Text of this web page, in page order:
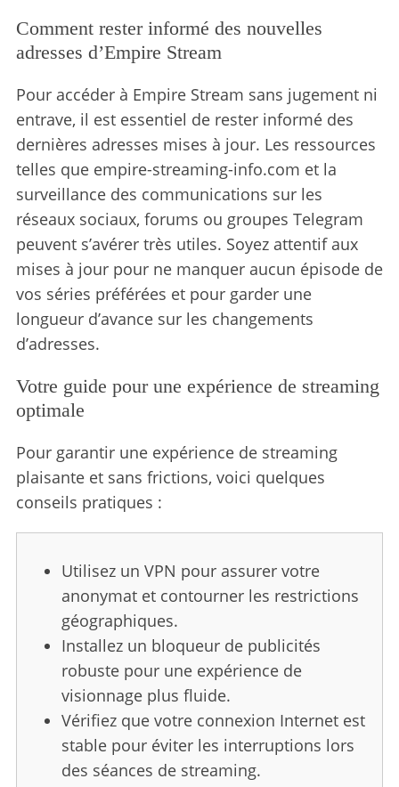
Comment rester informé des nouvelles
adresses d’Empire Stream
Pour accéder à Empire Stream sans jugement ni
entrave, il est essentiel de rester informé des
dernières adresses mises à jour. Les ressources
telles que empire-streaming-info.com et la
surveillance des communications sur les
réseaux sociaux, forums ou groupes Telegram
peuvent s’avérer très utiles. Soyez attentif aux
mises à jour pour ne manquer aucun épisode de
vos séries préférées et pour garder une
longueur d’avance sur les changements
d’adresses.
Votre guide pour une expérience de streaming
optimale
Pour garantir une expérience de streaming
plaisante et sans frictions, voici quelques
conseils pratiques :
Utilisez un VPN pour assurer votre
anonymat et contourner les restrictions
géographiques.
Installez un bloqueur de publicités
robuste pour une expérience de
visionnage plus fluide.
Vérifiez que votre connexion Internet est
stable pour éviter les interruptions lors
des séances de streaming.